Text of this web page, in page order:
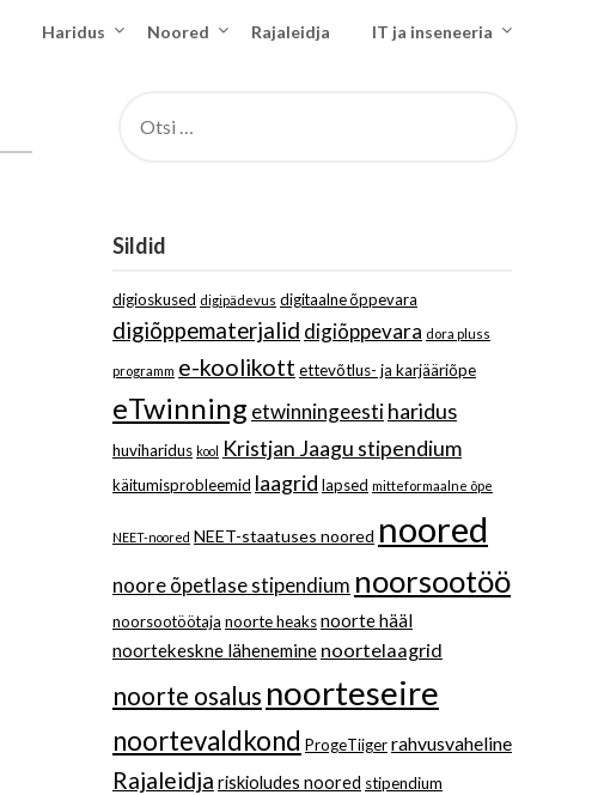
Haridus Noored Rajaleidja IT ja inseneeria
Sildid
digioskused digipädevus digitaalne õppevara
digiõppematerjalid digiõppevara dora pluss
programm e-koolikott ettevõtlus- ja karjääriõpe
eTwinning etwinningeestiharidus
huviharidus kool Kristjan Jaagu stipendium
käitumisprobleemid laagrid lapsed mitteformaalne õpe
NEET-noored NEET-staatuses noored noored
noore õpetlase stipendium noorsootöö
noorsootöötaja noorte heaksnoorte hääl
noortekeskne lähenemine noortelaagrid
noorte osalus noorteseire
noortevaldkond ProgeTiigerrahvusvaheline
Rajaleidja riskioludes noored stipendium